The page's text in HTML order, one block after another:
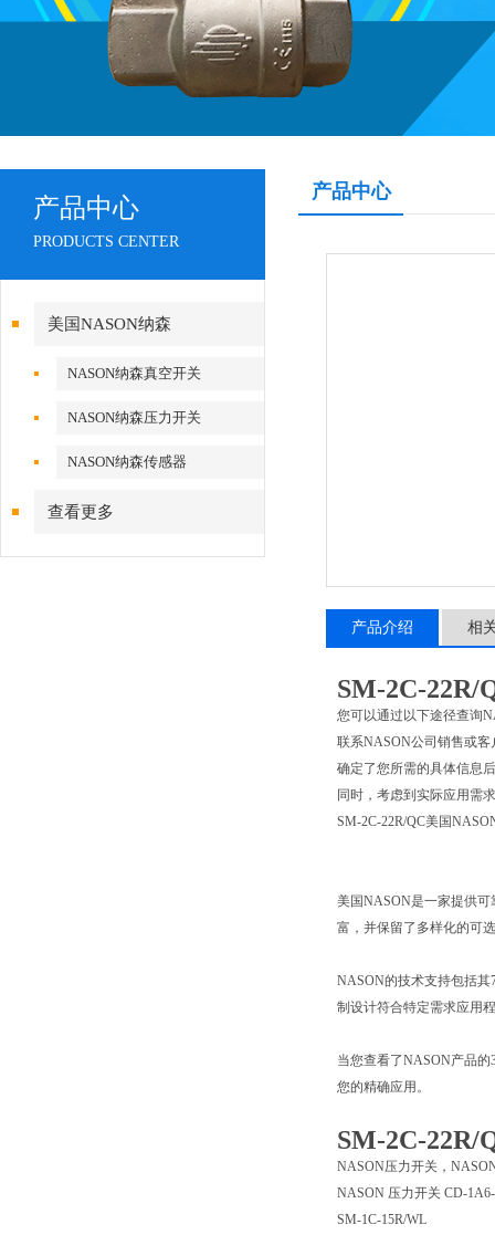
产品中心
PRODUCTS CENTER
美国NASON纳森
NASON纳森真空开关
NASON纳森压力开关
NASON纳森传感器
查看更多
产品中心
产品介绍 相
SM-2C-22R/
您可以通过以下途径查询
联系NASON公司销售或
确定了您所需的具体信息
同时，考虑到实际应用需
SM-2C-22R/QC美国
美国NASON是一家提供
富，并保留了多样化的可
NASON的技术支持包括
制设计符合特定需求应用
当您查看了NASON产品
您的精确应用。
SM-2C-22R/
NASON压力开关，
NASON 压力开关 CD-
SM-1C-15R/WL